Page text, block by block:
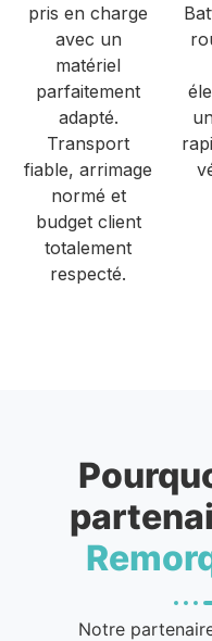
pris en charge
avec un
matériel
parfaitement
adapté.
Transport
fiable, arrimage
normé et
budget client
totalement
respecté.
Notre